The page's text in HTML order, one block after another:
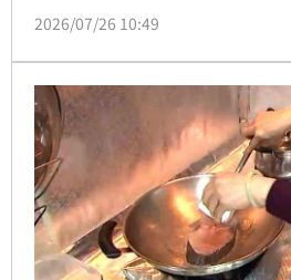
示，購買到違規油品固然應立即
苯駢芘進入人體後不會長期囤積
制自然代謝，真正的致癌風險來
露」，只要維持正常飲食與多喝
2026/07/26 10:49